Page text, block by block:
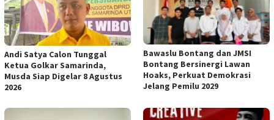
Andi Satya Calon Tunggal
Ketua Golkar Samarinda,
Musda Siap Digelar 8 Agustus
2026
Bawaslu Bontang dan JMSI
Bontang Bersinergi Lawan
Hoaks, Perkuat Demokrasi
Jelang Pemilu 2029